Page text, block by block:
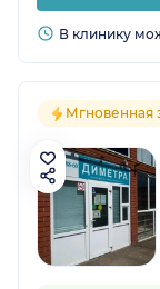
В клинику
Мгновенная